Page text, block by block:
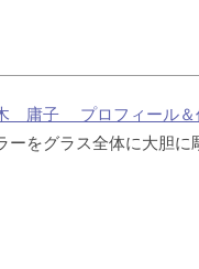
庸子 プロフィール
ーをグラス全体に大胆